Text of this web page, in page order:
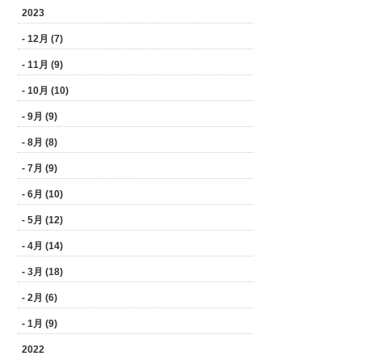
2023
- 12月 (7)
- 11月 (9)
- 10月 (10)
- 9月 (9)
- 8月 (8)
- 7月 (9)
- 6月 (10)
- 5月 (12)
- 4月 (14)
- 3月 (18)
- 2月 (6)
- 1月 (9)
2022